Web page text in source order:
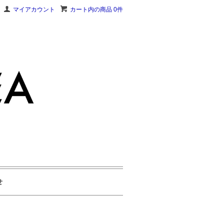
カート内の商品 0件
マイアカウント